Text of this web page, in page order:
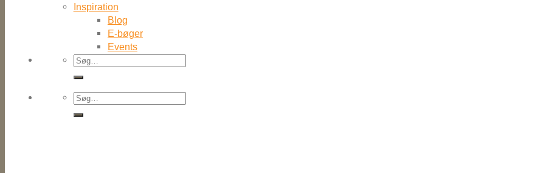
Inspiration
Blog
E-bøger
Events
Søg
Søg